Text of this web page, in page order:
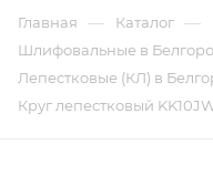
Главная — Каталог —
Шлифовальные в
Лепестковые (КЛ) в
Круг лепестковый